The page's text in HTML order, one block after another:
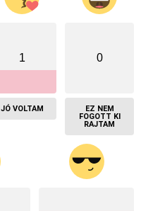
1
JÓ VOLTAM
0
EZ NEM
FOGOTT KI
RAJTAM